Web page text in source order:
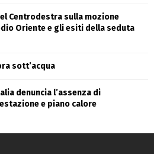
Centrodestra sulla mozione
Oriente e gli esiti della seduta
sott’acqua
denuncia l’assenza di
e piano calore